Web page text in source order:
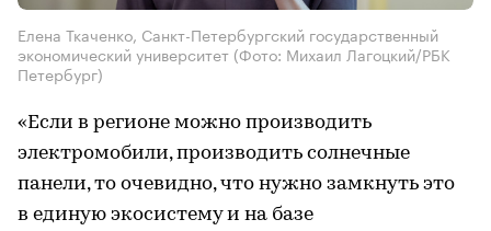
Елена Ткаченко, Санкт-Петербургский государственный
экономический университет (Фото: Михаил Лагоцкий/РБК
Петербург)
«Если в регионе можно производить
электромобили, производить солнечные
панели, то очевидно, что нужно замкнуть это
в единую экосистему и на базе